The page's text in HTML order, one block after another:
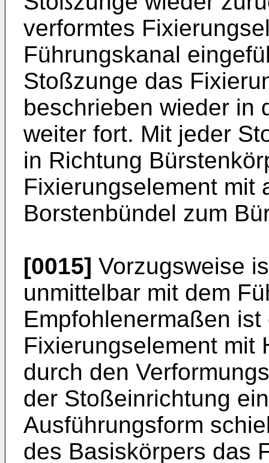
verformtes
Führungskanal
Stoßzunge das
beschrieben wieder in
weiter fort. Mit jeder
in Richtung
Fixierungselement mit
Borstenbündel zum
[0015] Vorzugsweise
unmittelbar mit dem
Empfohlenermaßen
Fixierungselement mit
durch den
der Stoßeinrichtung
Ausführungsform
des Basiskörpers das